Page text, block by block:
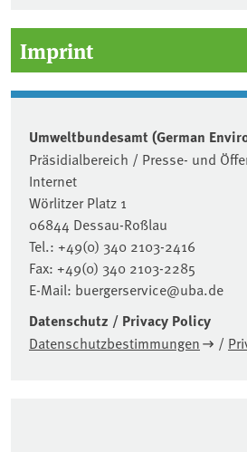
Imprint
Umweltbundesamt (German
Präsidialbereich / Presse- und
Internet
Wörlitzer Platz 1
06844 Dessau-Roßlau
Tel.: +49(0) 340 2103-2416
Fax: +49(0) 340 2103-2285
E-Mail: buergerservice@uba.de
Datenschutz / Privacy Policy
Datenschutzbestimmungen /